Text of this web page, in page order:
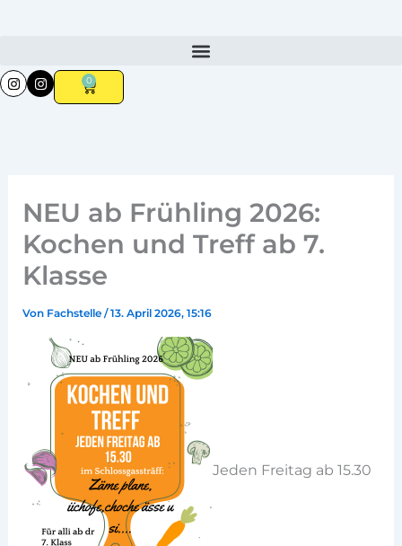
I
n
s
I
n
s
0
Warenkorb
NEU ab Frühling 2026:
Kochen und Treff ab 7.
Klasse
Von Fachstelle /13. April 2026, 15:16
Jeden Freitag ab 15.30